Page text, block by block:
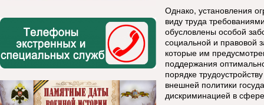
Однако, установления
виду труда
обусловлены особой
социальной и правовой
которые им
поддержания
порядке
внешней политики
дискриминацией в